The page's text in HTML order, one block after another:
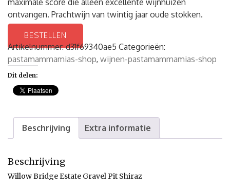
maximale score die alleen excellente wijnhuizen
ontvangen. Prachtwijn van twintig jaar oude stokken.
BESTELLEN
Artikelnummer:d31f69340ae5 Categorieën:
pastamammamias-shop, wijnen-pastamammamias-shop
Dit delen:
Beschrijving Extra informatie
Beschrijving
Willow Bridge Estate Gravel Pit Shiraz